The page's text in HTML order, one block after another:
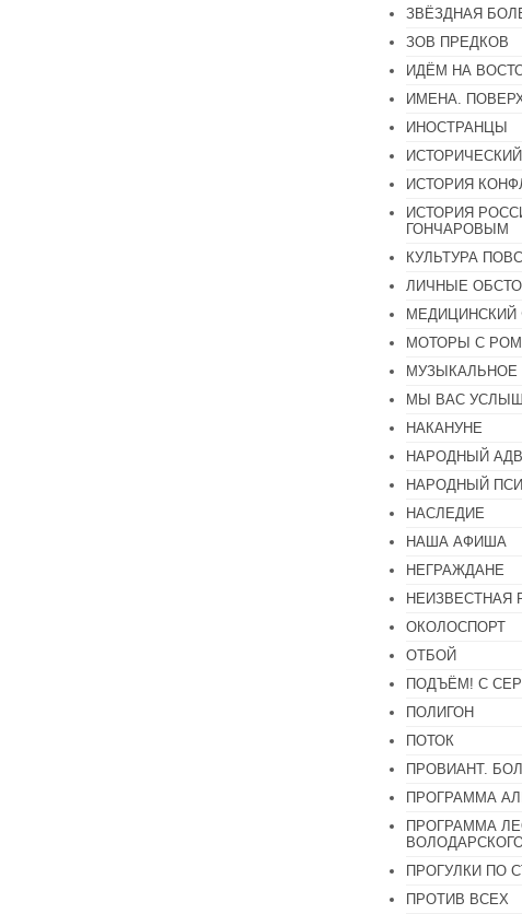
ЗВЁЗДНАЯ
ЗОВ ПРЕДКОВ
ИДЁМ НА
ИМЕНА.
ИНОСТРАНЦЫ
ИСТОРИЯ
ИСТОРИЯ
ГОНЧАРОВЫМ
КУЛЬТУРА
ЛИЧНЫЕ
МЕДИЦИНСКИЙ
МОТОРЫ С
МЫ ВАС
НАКАНУНЕ
НАРОДНЫЙ
НАРОДНЫЙ
НАСЛЕДИЕ
НАША АФИША
НЕГРАЖДАНЕ
НЕИЗВЕСТНАЯ
ОКОЛОСПОРТ
ОТБОЙ
ПОДЪЁМ! С
ПОЛИГОН
ПОТОК
ПРОВИАНТ.
ПРОГРАММА
ПРОГРАММА
ПРОГУЛКИ ПО
ПРОТИВ ВСЕХ